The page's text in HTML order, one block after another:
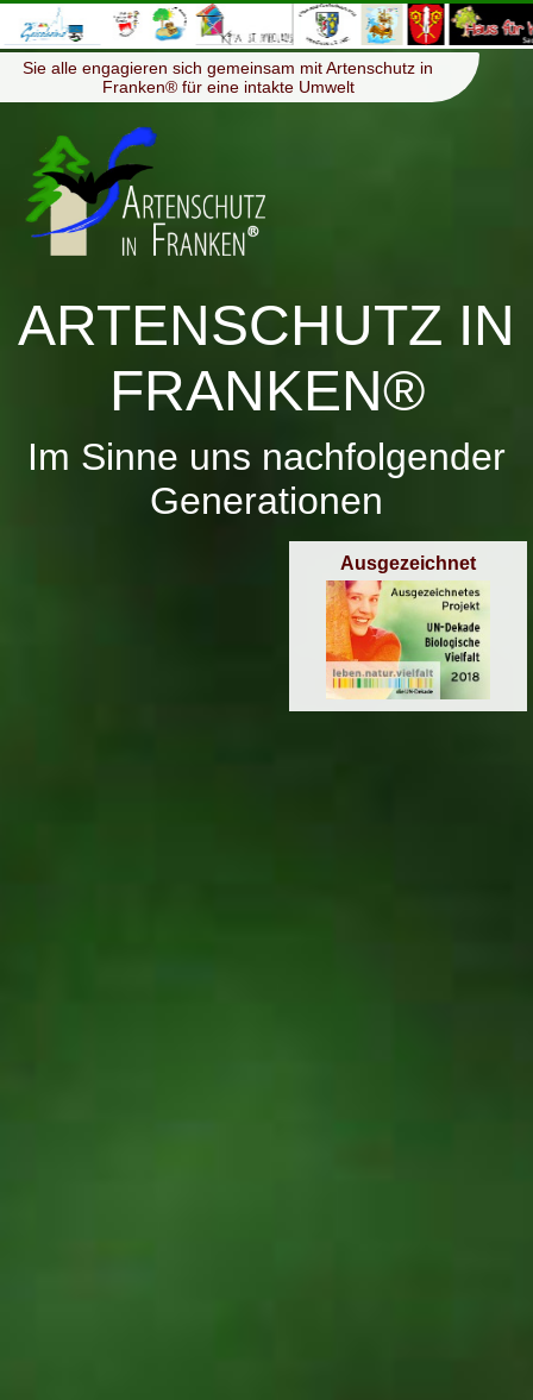
Menü ≡
Sie alle engagieren sich gemeinsam mit Artenschutz in
Franken® für eine intakte Umwelt
ARTENSCHUTZ IN
FRANKEN®
Im Sinne uns nachfolgender
Generationen
Ausgezeichnet